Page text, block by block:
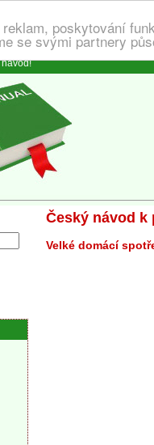
poskytování
se svými partnery
Český návod k
Velké domácí